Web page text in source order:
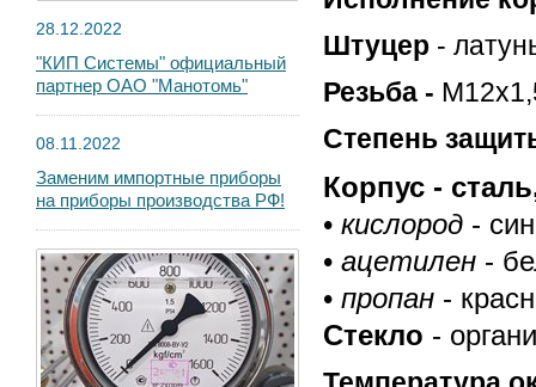
28.12.2022
"КИП Системы" официальный
партнер ОАО "Манотомь"
08.11.2022
Заменим импортные приборы
на приборы производства РФ!
Штуцер -
Резьба -
Степень
Корпус -
• кислород -
• ацетилен -
• пропан -
Стекло -